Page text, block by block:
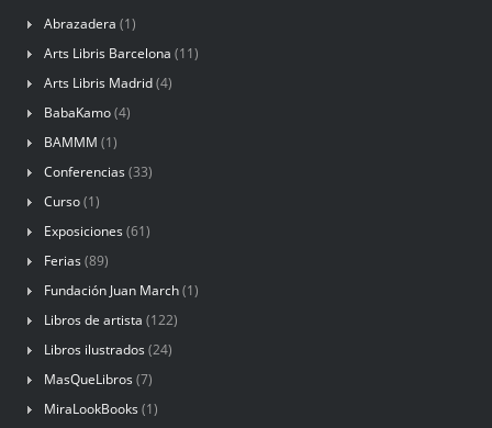
Abrazadera (1)
Arts Libris Barcelona (11)
Arts Libris Madrid(4)
BabaKamo(4)
BAMMM (1)
Conferencias (33)
Curso(1)
Exposiciones (61)
Ferias (89)
Fundación Juan March(1)
Libros de artista (122)
Libros ilustrados (24)
MasQueLibros (7)
MiraLookBooks (1)